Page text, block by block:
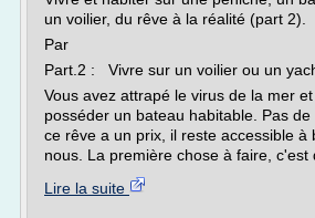
un voilier, du rêve à la réalité (part 2).
Par
Part.2 : Vivre sur un voilier ou un
Vous avez attrapé le virus de la mer
posséder un bateau habitable. Pas
ce rêve a un prix, il reste accessible à
nous. La première chose à faire, c'est
Lire la suite